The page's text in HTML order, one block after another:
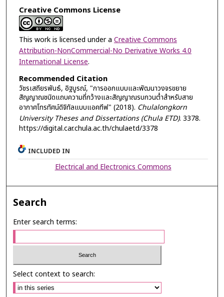
Creative Commons License
This work is licensed under a Creative Commons
Attribution-NonCommercial-No Derivative Works 4.0
International License.
Recommended Citation
วัชรเสถียรพันธ์, อิฐบูรณ์, "การออกแบบและพัฒนาวงจรขยาย
สัญญาณชนิดแถบความถี่กว้างและสัญญาณรบกวนต่ำสำหรับสาย
อากาศโทรทัศน์ดิจิทัลแบบแอคทีฟ" (2018). Chulalongkorn
University Theses and Dissertations (Chula ETD). 3378.
https://digital.car.chula.ac.th/chulaetd/3378
INCLUDED IN
Electrical and Electronics Commons
Search
Enter search terms:
Select context to search: